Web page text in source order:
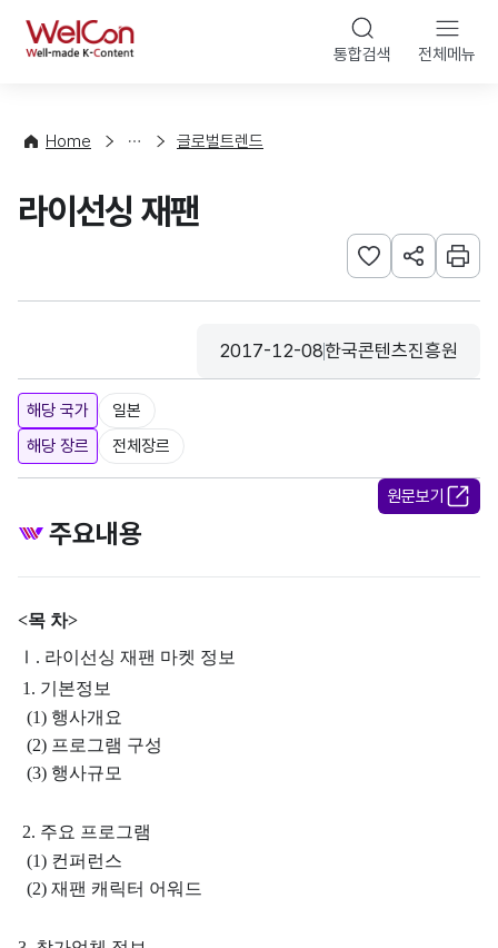
WelCon 통합검색 전체메뉴
Home
향
계
글로벌트렌드
라이선싱 재팬
관심사 등록하기
URL 공유하
인쇄
등록일
2017-12-08
수집기관
한국콘텐츠진흥원
해당 국가
일본
해당 장르
전체장르
원문보기
주요내용
<목 차>
Ⅰ . 라이선싱 재팬 마켓 정보
1. 기본정보
(1) 행사개요
(2) 프로그램 구성
(3) 행사규모
2. 주요 프로그램
(1) 컨퍼런스
(2) 재팬 캐릭터 어워드